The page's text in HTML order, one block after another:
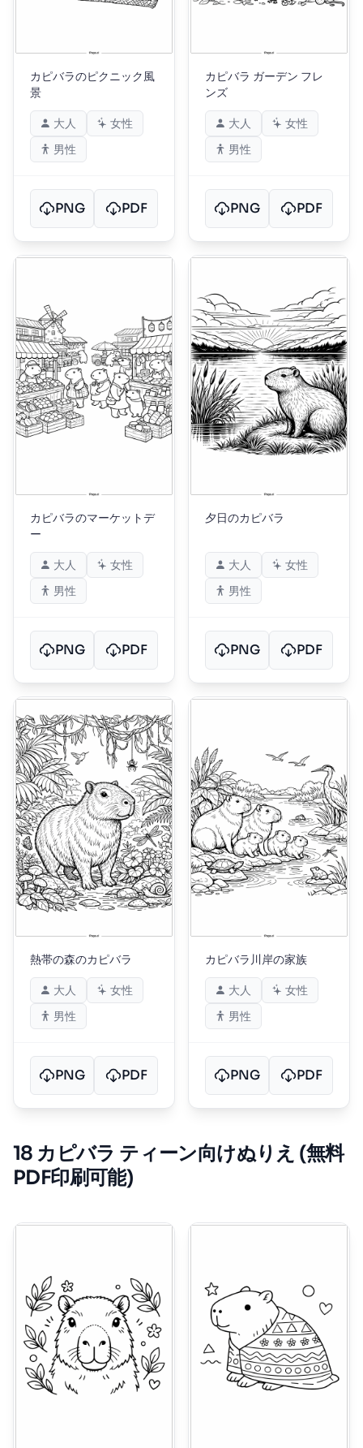
カピバラのピクニック風
景
大人
女性
男性
PNG PDF
カピバラ ガーデン フレ
ンズ
大人
女性
男性
PNG PDF
カピバラのマーケットデ
ー
大人
女性
男性
PNG PDF
夕日のカピバラ
大人
女性
男性
PNG PDF
熱帯の森のカピバラ
大人
女性
男性
PNG PDF
カピバラ川岸の家族
大人
女性
男性
PNG PDF
18 カピバラ ティーン向けぬりえ (無料
PDF印刷可能)